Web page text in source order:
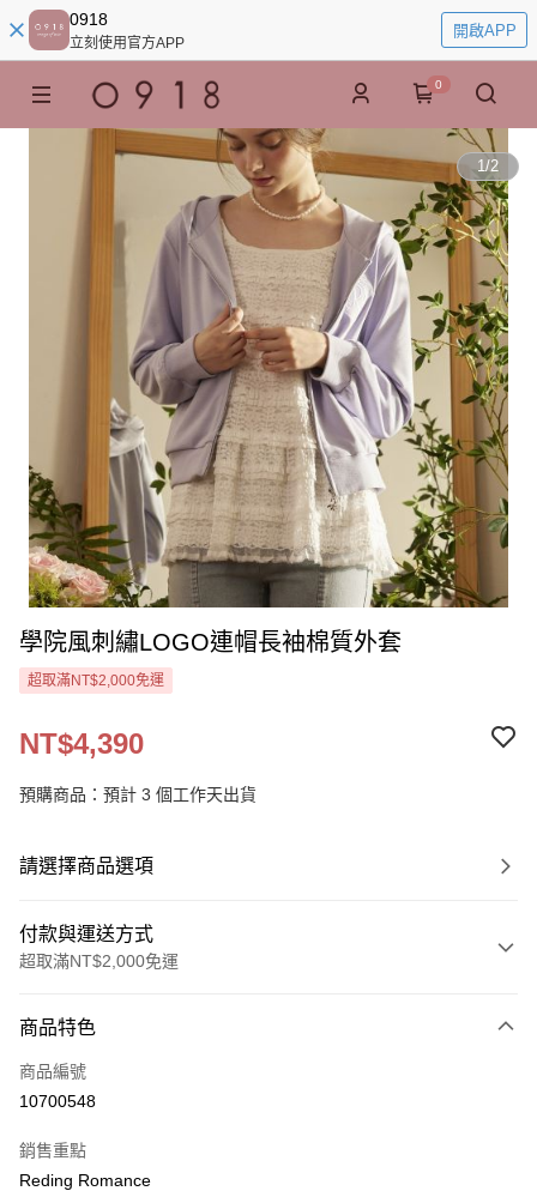
0918
立刻使用官方APP
開啟APP
0
1/2
學院風刺繡LOGO連帽長袖棉質外套
超取滿NT$2,000免運
NT$4,390
預購商品：預計 3 個工作天出貨
請選擇商品選項
付款與運送方式
超取滿NT$2,000免運
信用卡一次付款
LINE Pay
街口支付
商品特色
商品編號
10700548
銷售重點
Reding Romance